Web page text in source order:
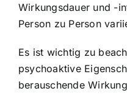
Wirkungsdauer und -
Person zu Person
Es ist wichtig zu
psychoaktive
berauschende